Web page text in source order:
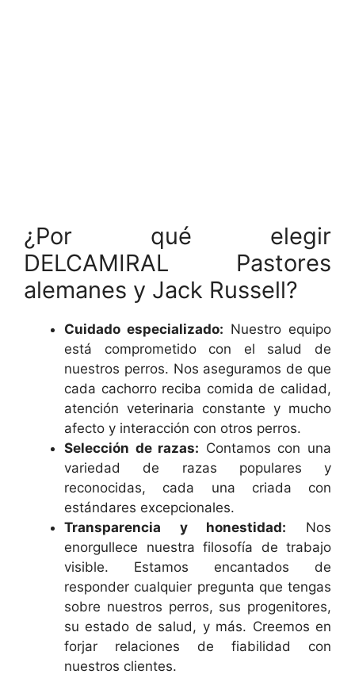
¿Por qué elegir
DELCAMIRAL Pastores
alemanes y Jack Russell?
Cuidado especializado: Nuestro equipo
está comprometido con el salud de
nuestros perros. Nos aseguramos de que
cada cachorro reciba comida de calidad,
atención veterinaria constante y mucho
afecto y interacción con otros perros.
Selección de razas: Contamos con una
variedad de razas populares y
reconocidas, cada una criada con
estándares excepcionales.
Transparencia y honestidad: Nos
enorgullece nuestra filosofía de trabajo
visible. Estamos encantados de
responder cualquier pregunta que tengas
sobre nuestros perros, sus progenitores,
su estado de salud, y más. Creemos en
forjar relaciones de fiabilidad con
nuestros clientes.